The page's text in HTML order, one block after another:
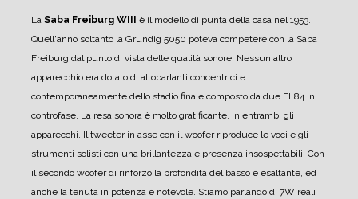
La Saba Freiburg WIII
è il modello di punta della casa nel 1953.
Quell'anno soltanto la Grundig 5050 poteva competere con la Saba
Freiburg dal punto di vista delle qualità sonore. Nessun altro
apparecchio era dotato di altoparlanti concentrici e
contemporaneamente dello stadio finale composto da due EL84 in
controfase. La resa sonora è molto gratificante, in entrambi gli
apparecchi. Il tweeter in asse con il woofer riproduce le voci e gli
strumenti solisti con una brillantezza e presenza insospettabili. Con
il secondo woofer di rinforzo la profondità del basso è esaltante, ed
anche la tenuta in potenza è notevole. Stiamo parlando di 7W reali